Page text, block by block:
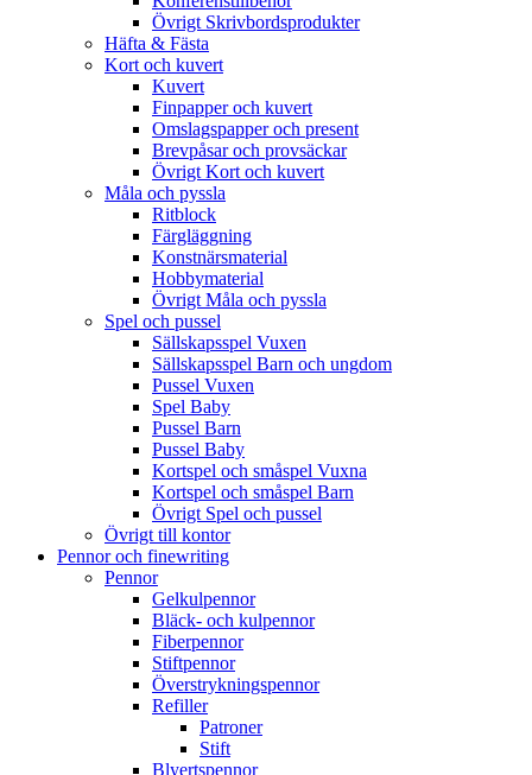
Övrigt Skrivbordsprodukter
Häfta & Fästa
Kort och kuvert
Kuvert
Finpapper och kuvert
Omslagspapper och present
Brevpåsar och provsäckar
Övrigt Kort och kuvert
Måla och pyssla
Ritblock
Färgläggning
Konstnärsmaterial
Hobbymaterial
Övrigt Måla och pyssla
Spel och pussel
Sällskapsspel Vuxen
Sällskapsspel Barn och ungdom
Pussel Vuxen
Spel Baby
Pussel Barn
Pussel Baby
Kortspel och småspel Vuxna
Kortspel och småspel Barn
Övrigt Spel och pussel
Övrigt till kontor
Pennor och finewriting
Pennor
Gelkulpennor
Bläck- och kulpennor
Fiberpennor
Stiftpennor
Överstrykningspennor
Refiller
Patroner
Stift
Blyertspennor